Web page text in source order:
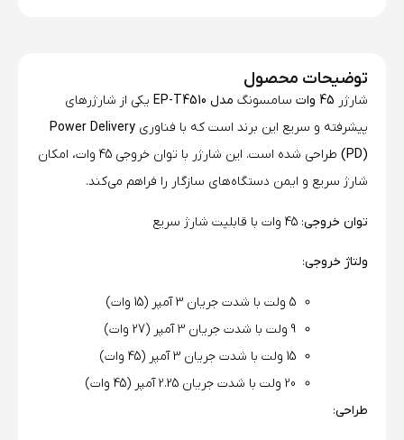
توضیحات محصول
شارژر 45 وات سامسونگ مدل EP-T4510
یکی از شارژرهای
پیشرفته و سریع این برند است که با فناوری Power Delivery
(PD)
طراحی شده است. این شارژر با توان خروجی 45 وات، امکان
شارژ سریع و ایمن دستگاه‌های سازگار را فراهم می‌کند.
توان خروجی: 45 وات با قابلیت شارژ سریع
ولتاژ خروجی:
5 ولت با شدت جریان 3 آمپر (15 وات)
9 ولت با شدت جریان 3 آمپر (27 وات)
15 ولت با شدت جریان 3 آمپر (45 وات)
20 ولت با شدت جریان 2.25 آمپر (45 وات)
طراحی: